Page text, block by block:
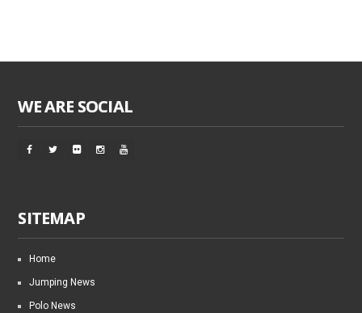
WE ARE SOCIAL
SITEMAP
Home
Jumping News
Polo News